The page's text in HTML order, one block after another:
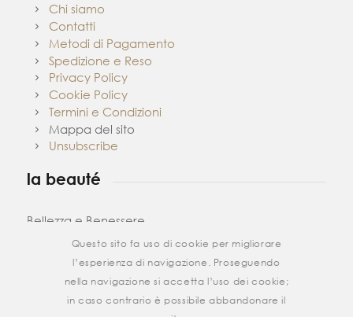
Chi siamo
Contatti
Metodi di Pagamento
Spedizione e Reso
Privacy Policy
Cookie Policy
Termini e Condizioni
Mappa del sito
Unsubscribe
la beauté
Bellezza e Benessere
Via Vitruvio 416
04023 Formia, Latina
Telefono:0771 700 738
Cell:389 1095940
Questo sito fa uso di cookie per migliorare
l’esperienza di navigazione. Proseguendo
nella navigazione si accetta l’uso dei cookie;
in caso contrario è possibile abbandonare il